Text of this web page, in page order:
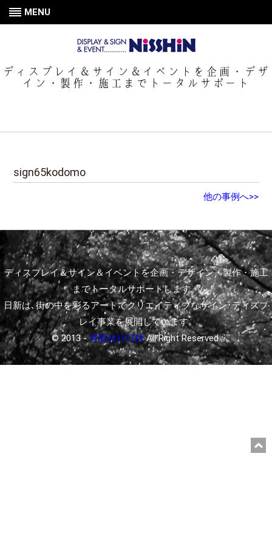
MENU
ディスプレイ＆サイン＆イベントを企画・デザ
イン・製作・施工までトータルサポート
sign65kodomo
他の事例へ>>
ディスプレイ＆サイン＆イベントを企画・デザイン・製作・施工
までトータルサポートします。
日新は､街の中を彩るアートでクリエイティブなサイン･ディスプ
レイ事業を展開しています｡
© 2013 -有限会社日新All Right Reserved.